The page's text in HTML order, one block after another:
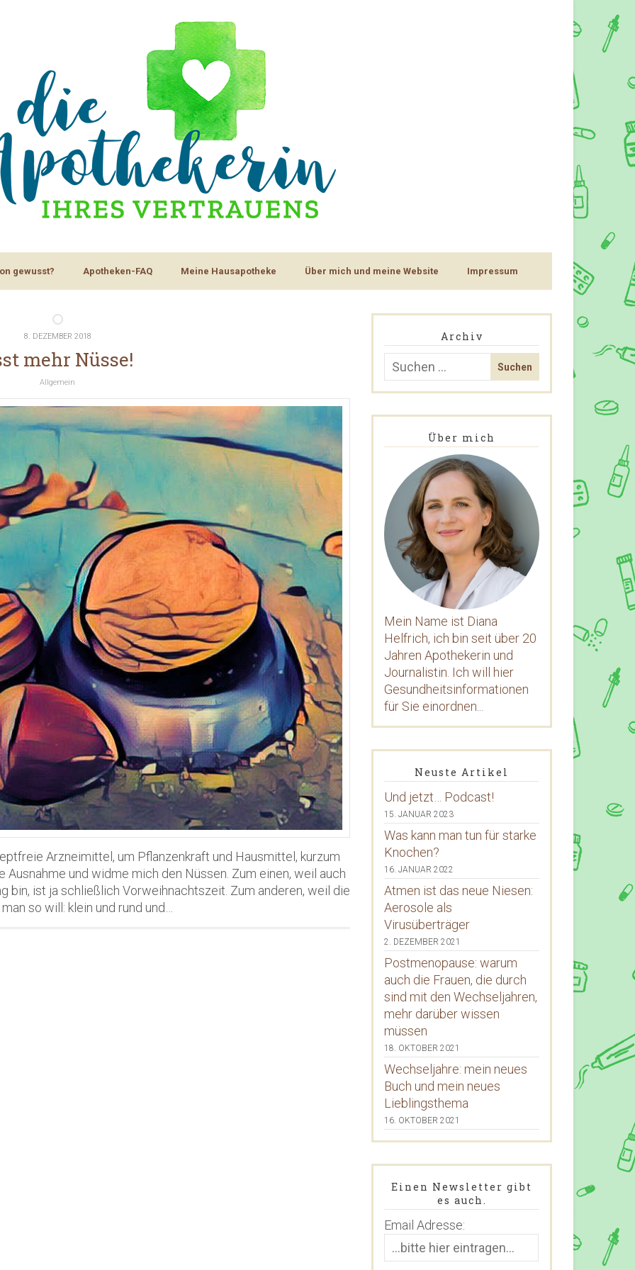
gewusst? Apotheken-FAQ Meine Hausapotheke Über mich und meine Website Impressum
8. DEZEMBER 2018
mehr Nüsse!
Allgemein
Arzneimittel, um Pflanzenkraft und Hausmittel, kurzum
und widme mich den Nüssen. Zum einen, weil auch
bin, ist ja schließlich Vorweihnachtszeit. Zum anderen, weil die
so will: klein und rund und…
Archiv
Über mich
Mein Name ist Diana
Helfrich, ich bin seit über 20
Jahren Apothekerin und
Journalistin. Ich will hier
Gesundheitsinformationen
für Sie einordnen...
Neuste Artikel
Und jetzt… Podcast!
15. JANUAR 2023
Was kann man tun für starke
Knochen?
16. JANUAR 2022
Atmen ist das neue Niesen:
Aerosole als
Virusüberträger
2. DEZEMBER 2021
Postmenopause: warum
auch die Frauen, die durch
sind mit den Wechseljahren,
mehr darüber wissen
müssen
18. OKTOBER 2021
Wechseljahre: mein neues
Buch und mein neues
Lieblingsthema
16. OKTOBER 2021
Einen Newsletter gibt
es auch.
Email Adresse: